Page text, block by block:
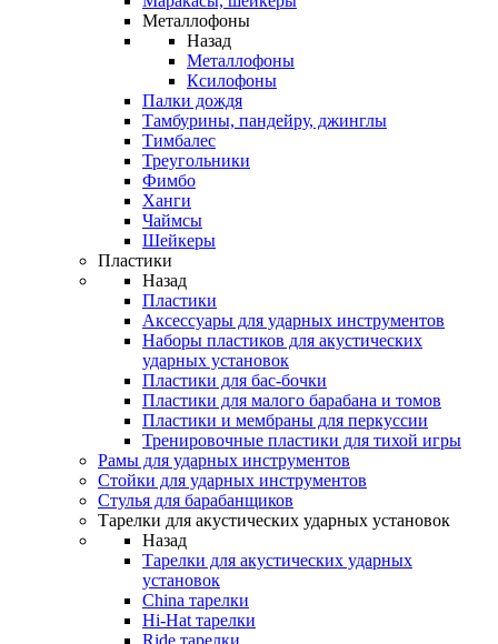
Металлофоны
Назад
Металлофоны
Ксилофоны
Палки дождя
Тамбурины, пандейру, джинглы
Тимбалес
Треугольники
Фимбо
Ханги
Чаймсы
Шейкеры
Пластики
Назад
Пластики
Аксессуары для ударных инструментов
Наборы пластиков для акустических
ударных установок
Пластики для бас-бочки
Пластики для малого барабана и томов
Пластики и мембраны для перкуссии
Тренировочные пластики для тихой игры
Рамы для ударных инструментов
Стойки для ударных инструментов
Стулья для барабанщиков
Тарелки для акустических ударных установок
Назад
Тарелки для акустических ударных
установок
China тарелки
Hi-Hat тарелки
Ride тарелки